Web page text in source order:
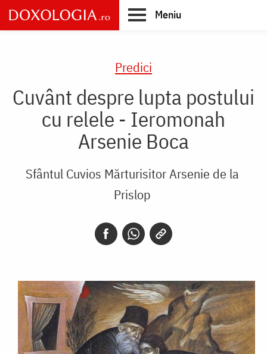
Skip
to
main
Meniu
Predici
Cuvânt despre lupta postului
cu relele - Ieromonah
Arsenie Boca
Sfântul Cuvios Mărturisitor Arsenie de la
Prislop